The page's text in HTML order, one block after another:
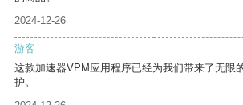
2024-12-26
游客
这款加速器VPM应用程序已经为我们带来了无限
护。